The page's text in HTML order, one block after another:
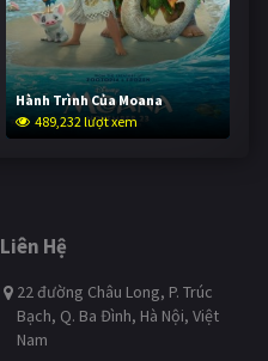
Hành Trình Của Moana
489,232 lượt xem
Liên Hệ
22 đường Châu Long, P. Trúc
Bạch, Q. Ba Đình, Hà Nội, Việt
Nam